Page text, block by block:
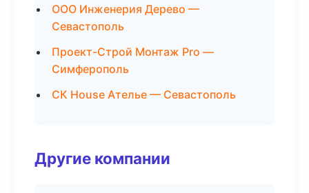
ООО Инженерия Дерево —
Севастополь
Проект-Строй Монтаж Pro —
Симферополь
СК House Ателье — Севастополь
Другие компании